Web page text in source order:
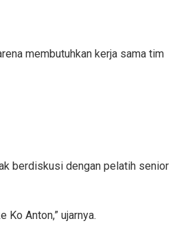
membutuhkan kerja sama tim
berdiskusi dengan pelatih senior
Ko Anton,” ujarnya.